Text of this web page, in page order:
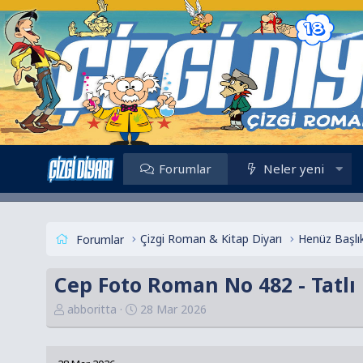
Forumlar Neler yeni
Forumlar Çizgi Roman & Kitap Diyarı
Cep Foto Roman No 482 -
K
o
abboritta
B
a
28 Mar 2026